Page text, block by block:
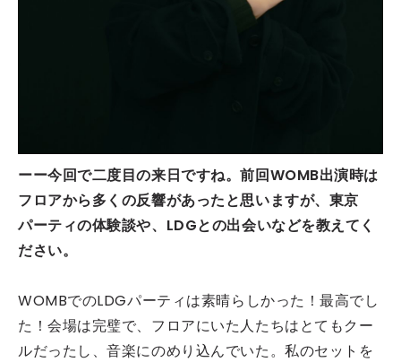
ーー今回で二度目の来日ですね。前回WOMB出演時は
フロアから多くの反響があったと思いますが、東京
パーティの体験談や、LDGとの出会いなどを教えてく
ださい。
WOMBでのLDGパーティは素晴らしかった！最高でし
た！会場は完璧で、フロアにいた人たちはとてもクー
ルだったし、音楽にのめり込んでいた。私のセットを